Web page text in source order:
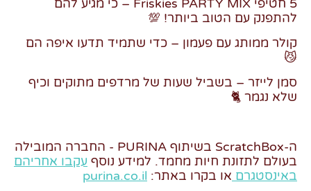
5 חטיפי Friskies PARTY MIX – כי מגיע להם
להתפנק עם הטוב ביותר! 💯
קולר ממותג עם פעמון – כדי שתמיד תדעו איפה הם
😼
סמן לייזר – בשביל שעות של מרדפים מתוקים וכיף
שלא נגמר 🐈
ה-ScratchBox בשיתוף PURINA - החברה המובילה
בעולם לתזונת חיות מחמד. למידע נוסף עקבו אחריהם
באינסטגרם או בקרו באתר: purina.co.il